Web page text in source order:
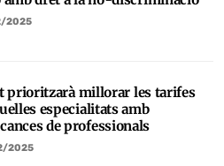
2025
prioritzarà millorar les tarifes
especialitats amb
de professionals
2025